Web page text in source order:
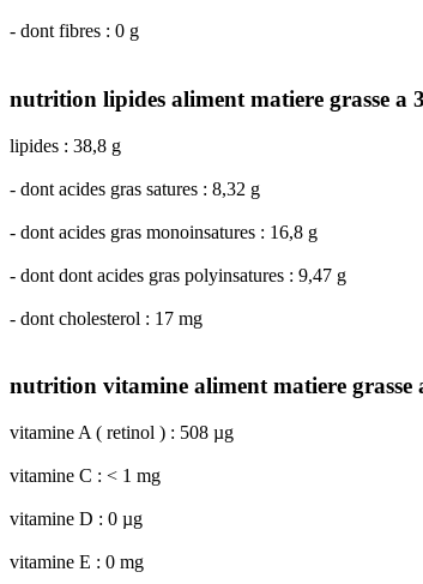
- dont fibres : 0 g
nutrition lipides aliment matiere grasse a
lipides : 38,8 g
- dont acides gras satures : 8,32 g
- dont acides gras monoinsatures : 16,8 g
- dont dont acides gras polyinsatures : 9,47 g
- dont cholesterol : 17 mg
nutrition vitamine aliment matiere grasse
vitamine A ( retinol ) : 508 µg
vitamine C : < 1 mg
vitamine D : 0 µg
vitamine E : 0 mg